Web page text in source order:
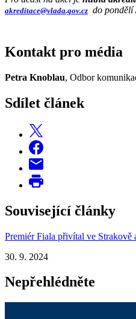
akreditace@vlada.gov.cz do pondělí
Kontakt pro média
Petra Knoblau, Odbor
Sdílet článek
Související články
Premiér Fiala přivítal ve Strakově
30. 9. 2024
Nepřehlédněte